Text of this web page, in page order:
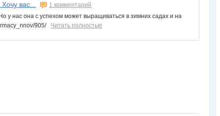
вас...
1 комментарий
у нас она с успехом может выращиваться в зимних садах и на
905/ Читать полностью